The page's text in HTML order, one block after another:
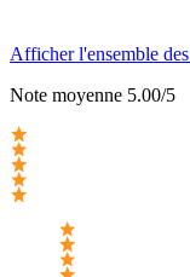
Afficher l'ensemble des
Note moyenne 5.00/5